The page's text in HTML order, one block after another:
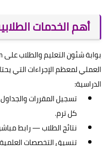
أهم الخدمات
العملي لمعظم الإجراءات التي
الدراسية:
تسجيل المقررات
كل ترم.
نتائج الطلاب — رابط
تنسيق التخصصات